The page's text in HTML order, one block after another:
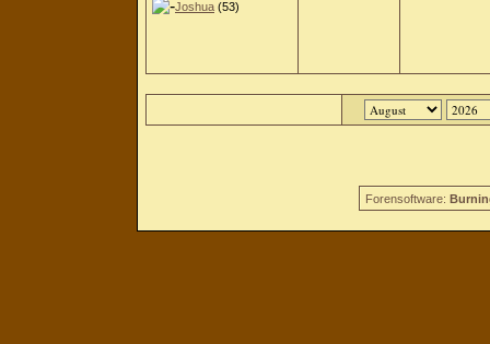
Joshua (53)
Forensoftware: